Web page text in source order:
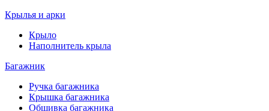
Крылья и арки
Крыло
Наполнитель крыла
Багажник
Ручка багажника
Крышка багажника
Обшивка багажника